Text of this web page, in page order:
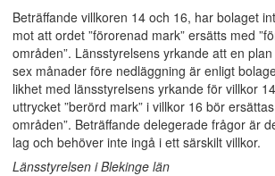
Beträffande villkoren 14 och 16, har bolaget
mot att ordet ”förorenad mark” ersätts med
områden”. Länsstyrelsens yrkande att en
sex månader före nedläggning är enligt
likhet med länsstyrelsens yrkande för villkor
uttrycket ”berörd mark” i villkor 16 bör
områden”. Beträffande delegerade frågor är
lag och behöver inte ingå i ett särskilt villkor.
Länsstyrelsen i Blekinge län